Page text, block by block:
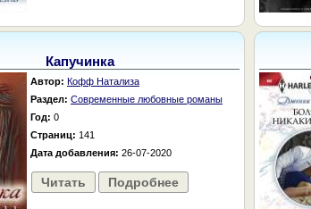
Капучинка
Автор: Кофф Натализа
Раздел: Современные любовные романы
Год: 0
Страниц: 141
Дата добавления: 26-07-2020
Читать Подробнее